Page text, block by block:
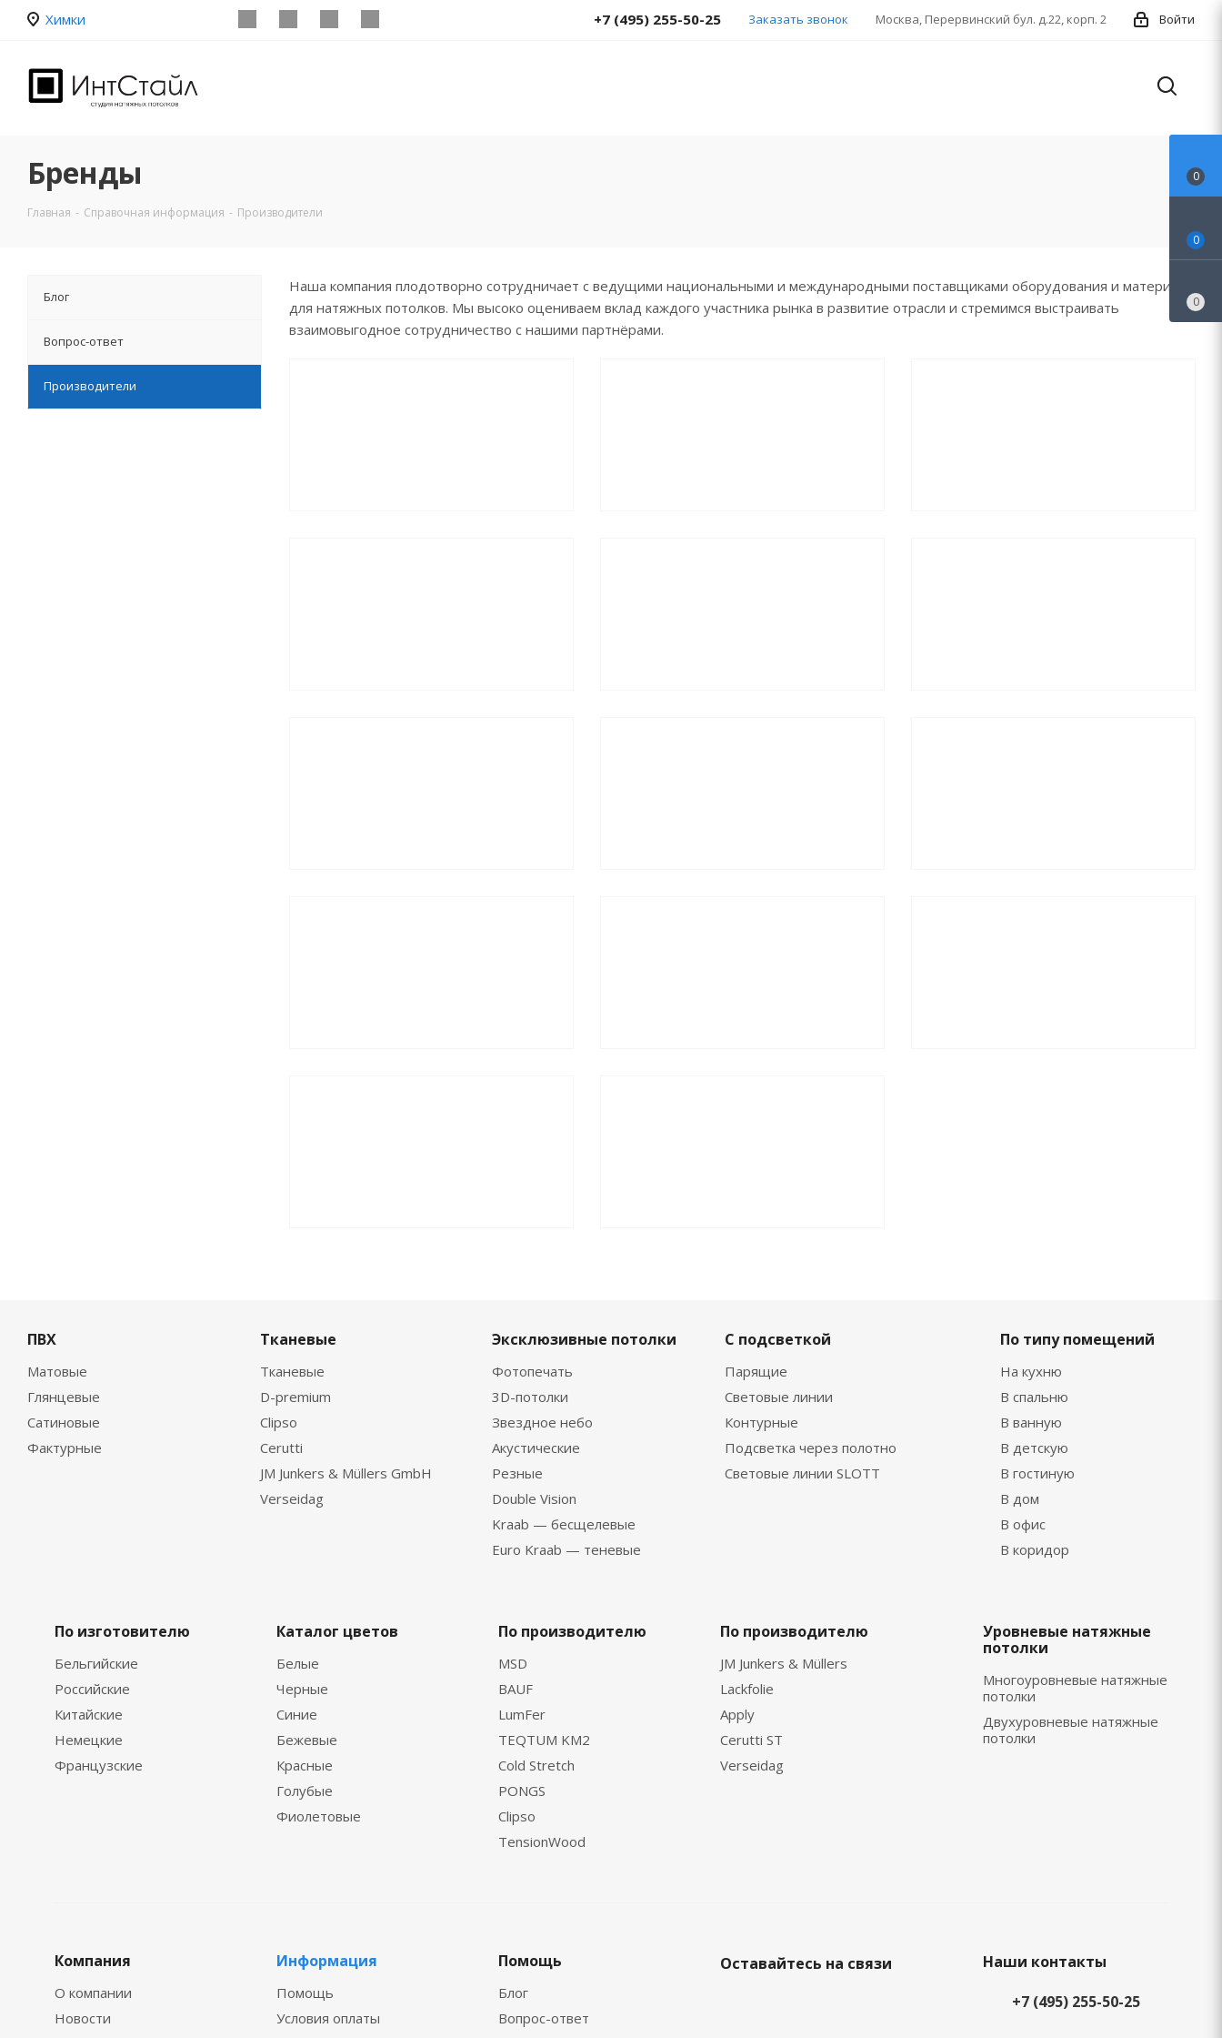
Химки Войти
Москва, Перервинский бул. д.22, корп. 2
+7 (495) 255-50-25 Заказать звонок
Бренды
Главная - Справочная информация - Производители
Наша компания плодотворно сотрудничает с ведущими национальными и международными поставщиками оборудования и материала
для натяжных потолков. Мы высоко оцениваем вклад каждого участника рынка в развитие отрасли и стремимся выстраивать
взаимовыгодное сотрудничество с нашими партнёрами.
Блог
Вопрос-ответ
Производители
ПВХ
Матовые
Глянцевые
Сатиновые
Фактурные
Тканевые
Тканевые
D-premium
Clipso
Cerutti
JM Junkers & Müllers GmbH
Verseidag
Эксклюзивные потолки
Фотопечать
3D-потолки
Звездное небо
Акустические
Резные
Double Vision
Kraab — бесщелевые
Euro Kraab — теневые
С подсветкой
Парящие
Световые линии
Контурные
Подсветка через полотно
Световые линии SLOTT
По типу помещений
На кухню
В спальню
В ванную
В детскую
В гостиную
В дом
В офис
В коридор
По изготовителю
Бельгийские
Российские
Китайские
Немецкие
Французские
Каталог цветов
Белые
Черные
Синие
Бежевые
Красные
Голубые
Фиолетовые
По производителю
MSD
BAUF
LumFer
TEQTUM KM2
Cold Stretch
PONGS
Clipso
TensionWood
По производителю
JM Junkers & Müllers
Lackfolie
Apply
Cerutti ST
Verseidag
Уровневые натяжные
потолки
Многоуровневые натяжные
потолки
Двухуровневые натяжные
потолки
Компания
О компании
Новости
Информация
Помощь
Условия оплаты
Помощь
Блог
Вопрос-ответ
Оставайтесь на связи
Наши контакты
+7 (495) 255-50-25
0
0
0